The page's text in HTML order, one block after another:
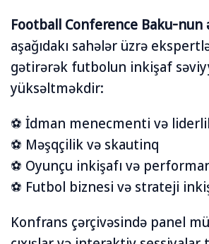
Football Conference Baku-nun
aşağıdakı sahələr üzrə
gətirərək futbolun inkişaf
yüksəltməkdir:
⚽️ İdman menecmenti və
⚽️ Məşqçilik və skautinq
⚽️ Oyunçu inkişafı və
⚽️ Futbol biznesi və strateji
Konfrans çərçivəsində panel